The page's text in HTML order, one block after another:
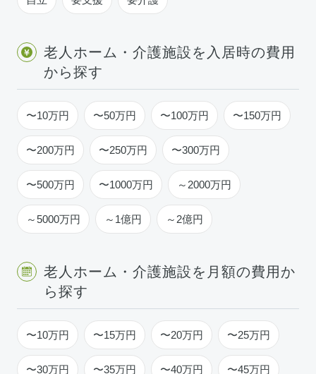
老人ホーム・介護施設を入居時の費用
から探す
〜10万円 〜50万円 〜100万円 〜150万円
〜200万円 〜250万円 〜300万円
〜500万円 〜1000万円 ～2000万円
～5000万円 ～1億円 ～2億円
老人ホーム・介護施設を月額の費用か
ら探す
〜10万円 〜15万円 〜20万円 〜25万円
〜30万円 〜35万円 〜40万円 〜45万円